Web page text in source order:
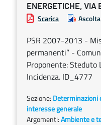
ENERGETICHE,
Scarica Ascolta
PSR 2007-2013 -
permanenti” -
Proponente: Steduto
Incidenza. ID_4777
Sezione: Determinazioni
interesse generale
Argomenti:Ambiente e